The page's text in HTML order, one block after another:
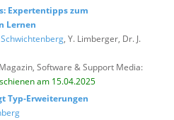
Expertentipps zum
Lernen
, Y. Limberger, Dr. J.
Software & Support Media:
am 15.04.2025
Typ-Erweiterungen